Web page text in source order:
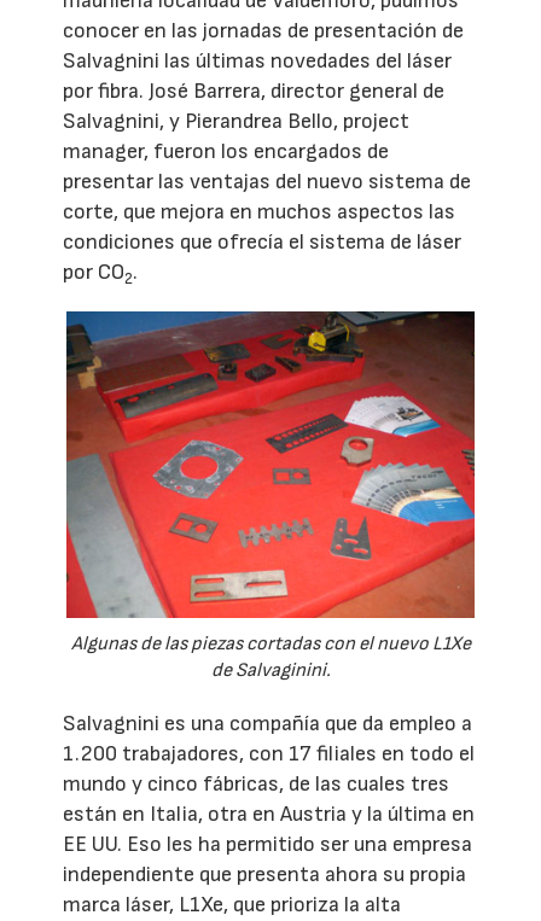
conocer en las jornadas de presentación de
Salvagnini las últimas novedades del láser
por fibra. José Barrera, director general de
Salvagnini, y Pierandrea Bello, project
manager, fueron los encargados de
presentar las ventajas del nuevo sistema de
corte, que mejora en muchos aspectos las
condiciones que ofrecía el sistema de láser
por CO2.
Algunas de las piezas cortadas con el nuevo L1Xe
de Salvaginini.
Salvagnini es una compañía que da empleo a
1.200 trabajadores, con 17 filiales en todo el
mundo y cinco fábricas, de las cuales tres
están en Italia, otra en Austria y la última en
EE UU. Eso les ha permitido ser una empresa
independiente que presenta ahora su propia
marca láser, L1Xe, que prioriza la alta